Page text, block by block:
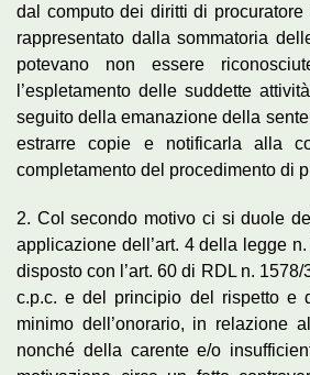
dal computo dei diritti di procuratore
rappresentato dalla sommatoria
potevano non essere
l’espletamento delle suddette
seguito della emanazione della
estrarre copie e notificarla alla
completamento del procedimento di
2. Col secondo motivo ci si duole
applicazione dell’art. 4 della legge
disposto con l’art. 60 di RDL n. 1578/
c.p.c. e del principio del rispetto e
minimo dell’onorario, in relazione
nonché della carente e/o